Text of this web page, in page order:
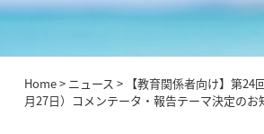
Home> ニュース > 【教育関係者向け】第24
月27日）コメンテータ・報告テーマ決定のお